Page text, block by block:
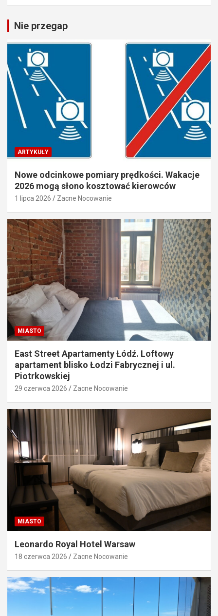
Nie przegap
ARTYKUŁY
Nowe odcinkowe pomiary prędkości. Wakacje
2026 mogą słono kosztować kierowców
1 lipca 2026 Zacne Nocowanie
MIASTO
East Street Apartamenty Łódź. Loftowy
apartament blisko Łodzi Fabrycznej i ul.
Piotrkowskiej
29 czerwca 2026 Zacne Nocowanie
MIASTO
Leonardo Royal Hotel Warsaw
18 czerwca 2026 Zacne Nocowanie